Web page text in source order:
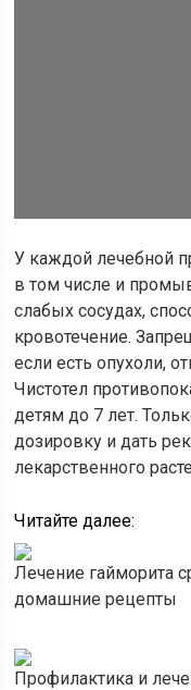
У каждой лечебной
в том числе и
слабых сосудах,
кровотечение.
если есть опухоли,
Чистотел
детям до 7 лет.
дозировку и дать
лекарственного
Читайте далее:
Лечение гайморита
домашние рецепты
Профилактика и